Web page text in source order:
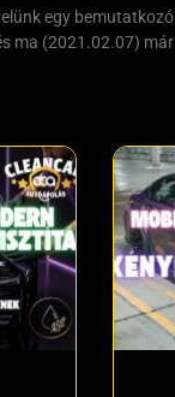
egy bemutatkozó
ma (2021.02.07) már